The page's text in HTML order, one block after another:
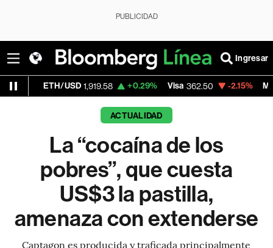
PUBLICIDAD
Ingresar
1,919.58 +0.29% Visa 362.50 -2.15% MercadoLibre
ACTUALIDAD
La “cocaína de los
pobres”, que cuesta
US$3 la pastilla,
amenaza con extenderse
Captagon es producida y traficada principalmente